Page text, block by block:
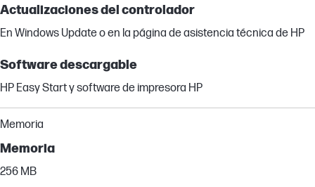
Actualizaciones del controlador
En Windows Update o en la página de asistencia técnica de HP
Software descargable
HP Easy Start y software de impresora HP
Memoria
Memoria
256 MB